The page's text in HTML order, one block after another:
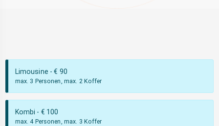
Limousine - € 90
max. 3 Personen, max. 2 Koffer
Kombi - € 100
max. 4 Personen, max. 3 Koffer